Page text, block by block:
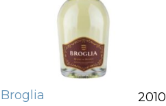
Broglia 2010